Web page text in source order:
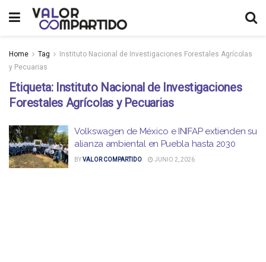
Home Tag
Instituto Nacional de Investigaciones Forestales Agrícolas
y Pecuarias
Etiqueta: Instituto Nacional de Investigaciones
Forestales Agrícolas y Pecuarias
Volkswagen de México e INIFAP extienden su
alianza ambiental en Puebla hasta 2030
BYVALOR COMPARTIDO JUNIO 2, 2026